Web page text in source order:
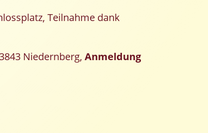
Teilnahme dank
Niedernberg,Anmeldung